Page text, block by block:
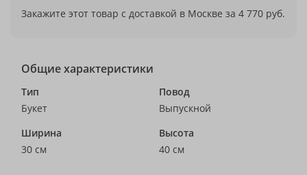
Закажите этот товар с доставкой в Москве за 4 770 руб.
Общие характеристики
Тип
Букет
Повод
Выпускной
Ширина
30 см
Высота
40 см